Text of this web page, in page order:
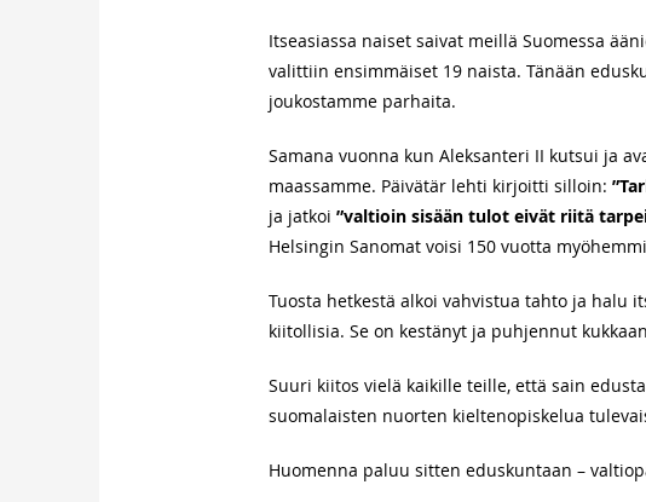
Itseasiassa naiset saivat meillä Suomessa
valittiin ensimmäiset 19 naista. Tänään
joukostamme parhaita.
Samana vuonna kun Aleksanteri II kutsui ja
maassamme. Päivätär lehti kirjoitti silloin:
ja jatkoi ”valtioin sisään tulot eivät riitä
Helsingin Sanomat voisi 150 vuotta
Tuosta hetkestä alkoi vahvistua tahto ja halu
kiitollisia. Se on kestänyt ja puhjennut
Suuri kiitos vielä kaikille teille, että sain
suomalaisten nuorten kieltenopiskelua
Huomenna paluu sitten eduskuntaan –